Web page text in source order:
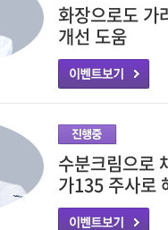
화장으로도 가
개선 도움
수분크림으로
가135 주사로